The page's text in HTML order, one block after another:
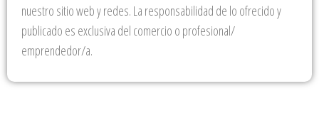
nuestro sitio web y redes. La responsabilidad de lo ofrecido y
publicado es exclusiva del comercio o profesional/
emprendedor/a.